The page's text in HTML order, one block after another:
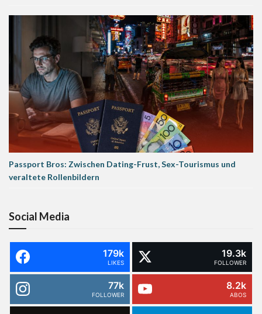
Passport Bros: Zwischen Dating-Frust, Sex-Tourismus und
veraltete Rollenbildern
Social Media
179k
LIKES
19.3k
FOLLOWER
77k
FOLLOWER
8.2k
ABOS